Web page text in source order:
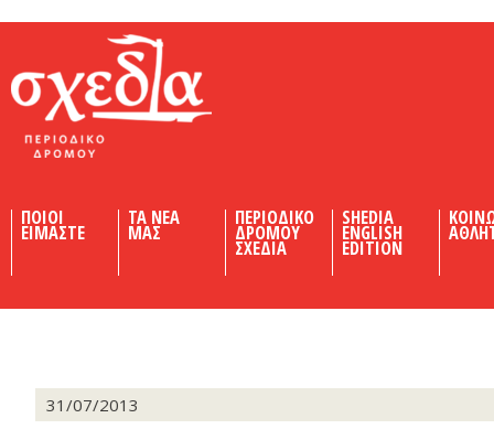
ΠΟΙΟΙ
ΕΙΜΑΣΤΕ
ΤΑ ΝΕΑ
ΜΑΣ
ΠΕΡΙΟΔΙΚΟ
ΔΡΟΜΟΥ
ΣΧΕΔΙΑ
SHEDIA
ENGLISH
EDITION
31/07/2013